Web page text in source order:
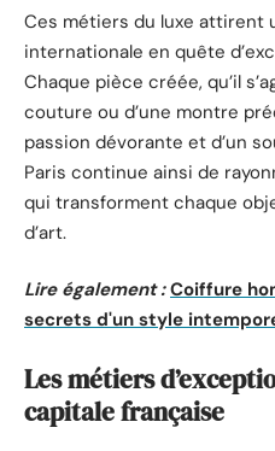
Ces métiers du luxe attirent
internationale en quête
Chaque pièce créée, qu’il
couture ou d’une montre
passion dévorante et d’un
Paris continue ainsi de
qui transforment chaque
d’art.
Lire également : Coiffure
secrets d'un style
Les métiers
capitale française